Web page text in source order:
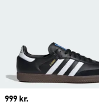
Price
999 kr.